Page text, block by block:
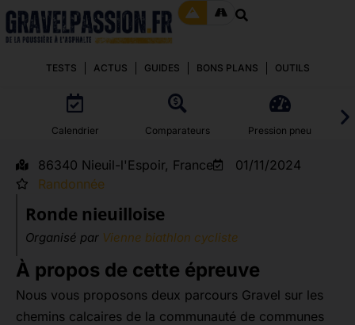
TESTS ACTUS GUIDES BONS PLANS OUTILS
Calendrier Comparateurs Pression pneu
86340 Nieuil-l'Espoir, France
01/11/2024
Randonnée
Ronde nieuilloise
Organisé par Vienne biathlon cycliste
À propos de cette épreuve
Nous vous proposons deux parcours Gravel sur les
chemins calcaires de la communauté de communes